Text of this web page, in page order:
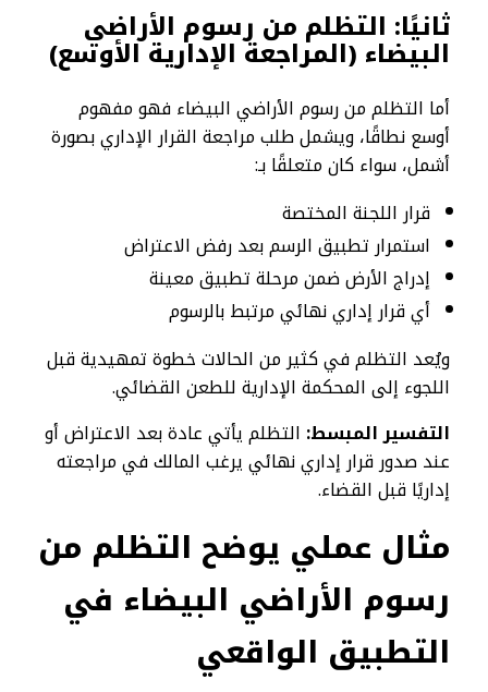
ثانيًا: التظلم من رسوم الأراضي
البيضاء (المراجعة الإدارية الأوسع)
أما التظلم من رسوم الأراضي البيضاء فهو مفهوم
أوسع نطاقًا، ويشمل طلب مراجعة القرار الإداري بصورة
أشمل، سواء كان متعلقًا بـ:
قرار اللجنة المختصة
استمرار تطبيق الرسم بعد رفض الاعتراض
إدراج الأرض ضمن مرحلة تطبيق معينة
أي قرار إداري نهائي مرتبط بالرسوم
ويُعد التظلم في كثير من الحالات خطوة تمهيدية قبل
اللجوء إلى المحكمة الإدارية للطعن القضائي.
التفسير المبسط: التظلم يأتي عادة بعد الاعتراض أو
عند صدور قرار إداري نهائي يرغب المالك في مراجعته
إداريًا قبل القضاء.
مثال عملي يوضح التظلم من
رسوم الأراضي البيضاء في
التطبيق الواقعي